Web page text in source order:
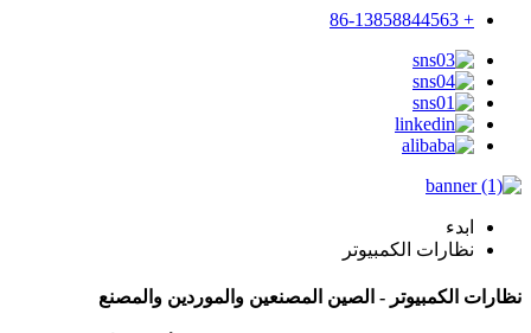
+ 86-13858844563
ابدء
نظارات الكمبيوتر
نظارات الكمبيوتر - الصين المصنعين والموردين والمصنع